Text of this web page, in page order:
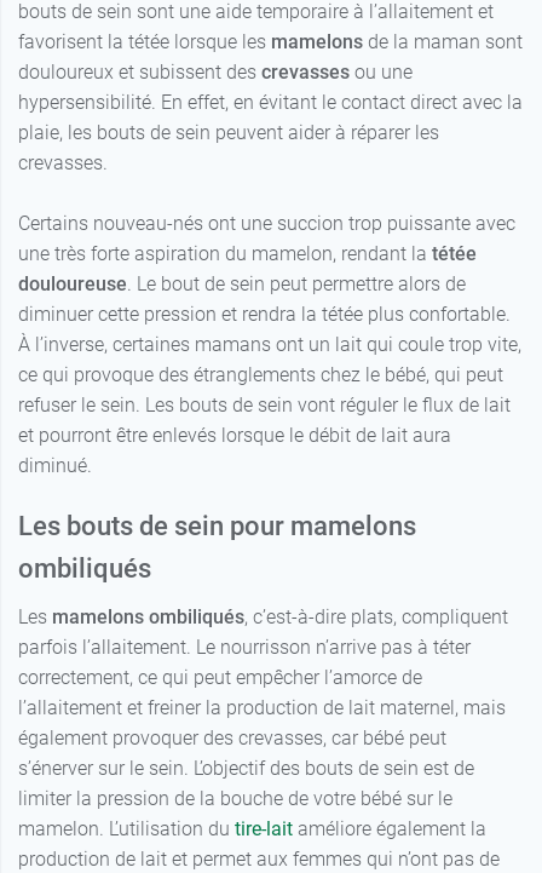
bouts de sein sont une aide temporaire à l’allaitement et
favorisent la tétée lorsque les mamelons de la maman sont
douloureux et subissent des crevasses ou une
hypersensibilité. En effet, en évitant le contact direct avec la
plaie, les bouts de sein peuvent aider à réparer les
crevasses.
Certains nouveau-nés ont une succion trop puissante avec
une très forte aspiration du mamelon, rendant la tétée
douloureuse. Le bout de sein peut permettre alors de
diminuer cette pression et rendra la tétée plus confortable.
À l’inverse, certaines mamans ont un lait qui coule trop vite,
ce qui provoque des étranglements chez le bébé, qui peut
refuser le sein. Les bouts de sein vont réguler le flux de lait
et pourront être enlevés lorsque le débit de lait aura
diminué.
Les bouts de sein pour mamelons
ombiliqués
Les mamelons ombiliqués, c’est-à-dire plats, compliquent
parfois l’allaitement. Le nourrisson n’arrive pas à téter
correctement, ce qui peut empêcher l’amorce de
l’allaitement et freiner la production de lait maternel, mais
également provoquer des crevasses, car bébé peut
s’énerver sur le sein. L’objectif des bouts de sein est de
limiter la pression de la bouche de votre bébé sur le
mamelon. L’utilisation du tire-lait améliore également la
production de lait et permet aux femmes qui n’ont pas de